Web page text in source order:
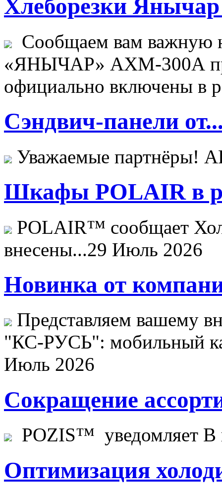
Хлеборезки Янычар
Сообщаем вам важную
«ЯНЫЧАР» АХМ-300А
официально включены в
Сэндвич-панели
Уважаемые
Шкафы POLAIR в
POLAIR™ сообщает
внесены...29 Июль 2026
Новинка от
Представляем вашему
"КС-РУСЬ": мобильный
Июль 2026
Сокращение
POZIS™ уведомляет В
Оптимизация